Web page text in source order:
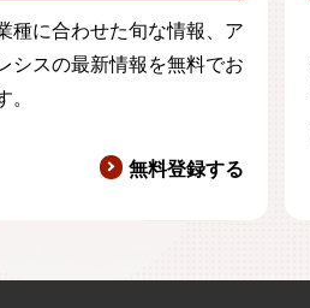
種に合わせた旬な情報、ア
シスの最新情報を無料でお
。
無料登録する